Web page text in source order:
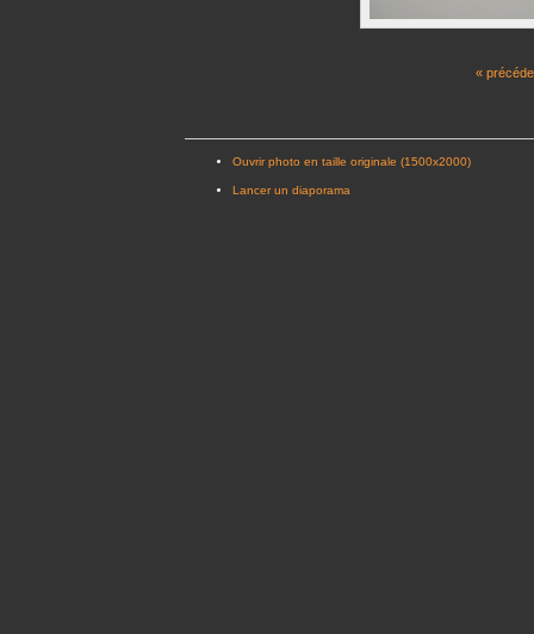
«
Ouvrir photo en taille originale (1500x2000)
Lancer un diaporama